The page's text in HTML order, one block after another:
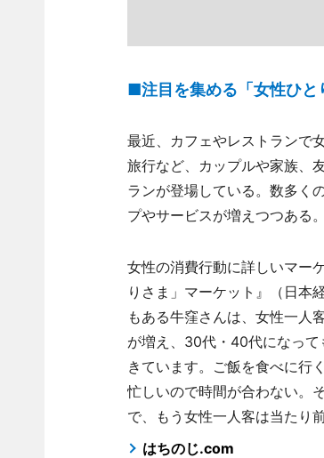
■注目を集める「女性ひと
最近、カフェやレストランで
旅行など、カップルや家族、
ランが登場している。数多く
プやサービスが増えつつある。
女性の消費行動に詳しいマー
りさま」マーケット』（日本
もある牛窪さんは、女性一人
が増え、30代・40代になっ
きています。ご飯を食べに行
忙しいので時間が合わない。
で、もう女性一人客は当たり
はちのじ.com